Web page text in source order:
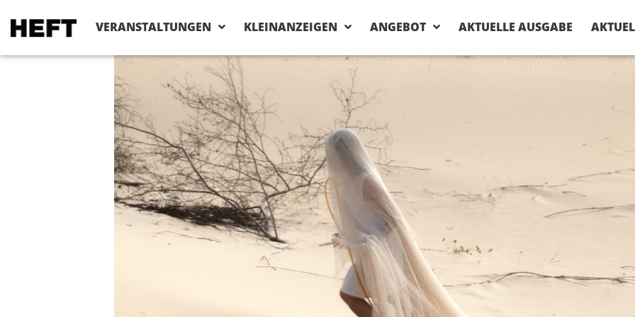
VERANSTALTUNGEN KLEINANZEIGEN ANGEBOT AKTUELLE AUSGABE